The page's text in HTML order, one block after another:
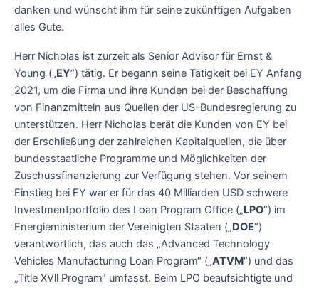
danken und wünscht ihm für seine zukünftigen Aufgaben
alles Gute.
Herr Nicholas ist zurzeit als Senior Advisor für Ernst &
Young („EY“) tätig. Er begann seine Tätigkeit bei EY Anfang
2021, um die Firma und ihre Kunden bei der Beschaffung
von Finanzmitteln aus Quellen der US-Bundesregierung zu
unterstützen. Herr Nicholas berät die Kunden von EY bei
der Erschließung der zahlreichen Kapitalquellen, die über
bundesstaatliche Programme und Möglichkeiten der
Zuschussfinanzierung zur Verfügung stehen. Vor seinem
Einstieg bei EY war er für das 40 Milliarden USD schwere
Investmentportfolio des Loan Program Office („LPO“) im
Energieministerium der Vereinigten Staaten („DOE“)
verantwortlich, das auch das „Advanced Technology
Vehicles Manufacturing Loan Program“ („ATVM“) und das
„Title XVll Program“ umfasst. Beim LPO beaufsichtigte und